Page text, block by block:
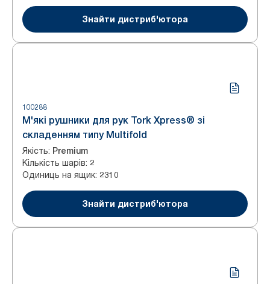
Знайти дистриб'ютора
100288
М'які рушники для рук Tork Xpress® зі
складенням типу Multifold
Якість: Premium
Кількість шарів: 2
Одиниць на ящик: 2310
Знайти дистриб'ютора